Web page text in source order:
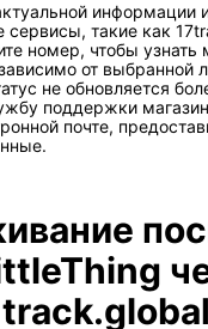
информации
такие как
номер, чтобы узнать
от выбранной
не обновляется
поддержки
почте,